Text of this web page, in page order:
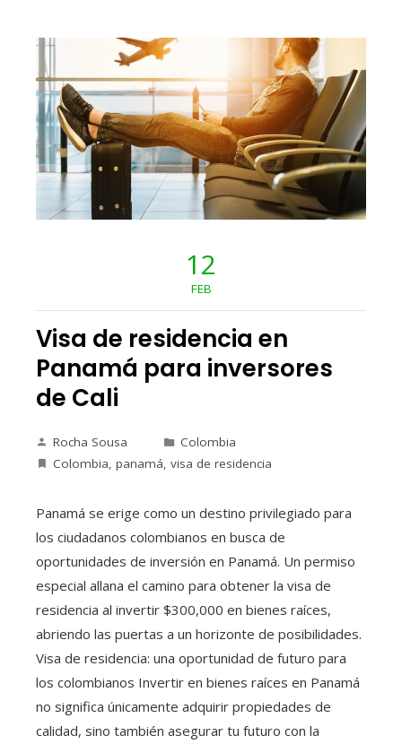
12
FEB
Visa de residencia en
Panamá para inversores
de Cali
Rocha Sousa
Colombia
Colombia panamá visa de residencia
Panamá se erige como un destino privilegiado para
los ciudadanos colombianos en busca de
oportunidades de inversión en Panamá. Un permiso
especial allana el camino para obtener la visa de
residencia al invertir $300,000 en bienes raíces,
abriendo las puertas a un horizonte de posibilidades.
Visa de residencia: una oportunidad de futuro para
los colombianos Invertir en bienes raíces en Panamá
no significa únicamente adquirir propiedades de
calidad, sino también asegurar tu futuro con la